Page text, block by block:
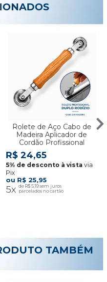
Rolete de Aço Cabo de
Madeira Aplicador de
Cordão Profissional
R$ 25,95
5x R$ 5,19
R$ 24,65
via
Pix
TAMBÉM